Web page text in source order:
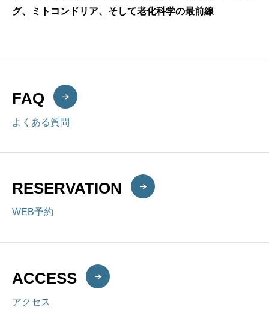
グ、ミトコンドリア、そして老化科学の最前線
FAQ
よくある質問
RESERVATION
WEB予約
ACCESS
アクセス